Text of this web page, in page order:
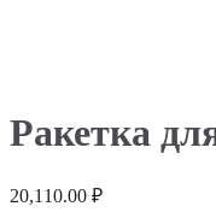
Ракетка
20,110.00 ₽